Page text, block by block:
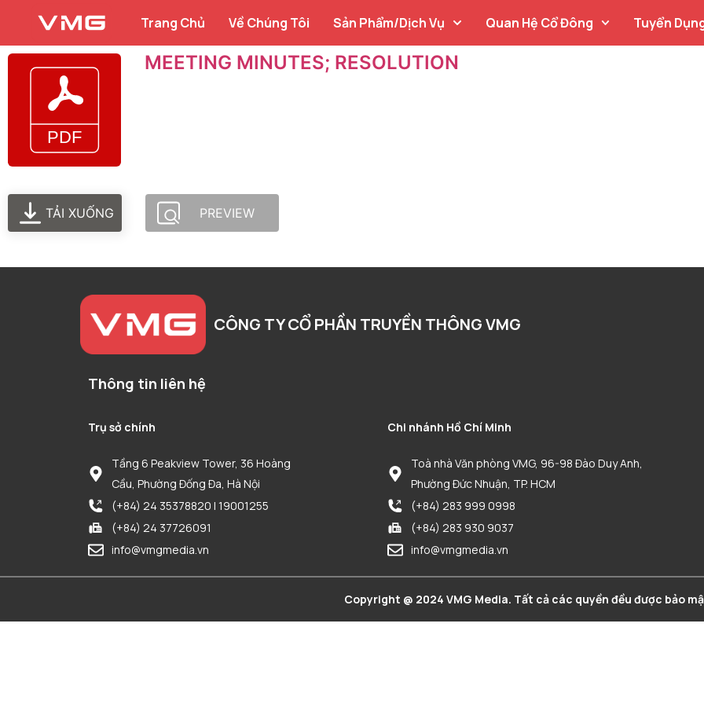
Trang Chủ Về Chúng Tôi Sản Phẩm/Dịch Vụ Quan Hệ Cổ Đông Tuyển
MEETING MINUTES; RESOLUTION
TẢI XUỐNG PREVIEW
CÔNG TY CỔ PHẦN TRUYỀN THÔNG VMG
Thông tin liên hệ
Trụ sở chính
Tầng 6 Peakview Tower, 36 Hoàng
Cầu, Phường Đống Đa, Hà Nội
(+84) 24 35378820 | 19001255
(+84) 24 37726091
info@vmgmedia.vn
Chi nhánh Hồ Chí Minh
Toà nhà Văn phòng VMG, 96-98 Đào Duy Anh,
Phường Đức Nhuận, TP. HCM
(+84) 283 999 0998
(+84) 283 930 9037
info@vmgmedia.vn
Copyright @ 2024 VMG Media. Tất cả các quyền đều được bảo